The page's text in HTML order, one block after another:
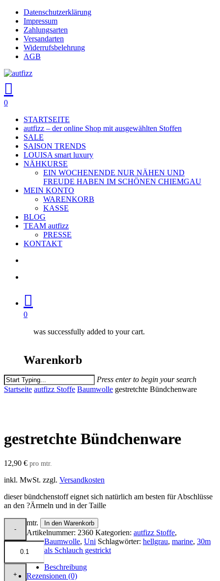
Skip
main
content
Datenschutzerklärung
Impressum
Zahlungsarten
Versandarten
Widerrufsbelehrung
AGB
search
account
0
STARTSEITE
autfizz – der online Shop mit ausgewählten Stoffen
SALE
SAISON TRENDS
LOUISA smart luxury
NÄHKURSE
EIN WOCHENENDE NUR NÄHEN UND
FREUDE HABEN IM SCHÖNEN CHIEMGAU
MEIN KONTO
WARENKORB
KASSE
BLOG
TEAM autfizz
PRESSE
KONTAKT
0
was successfully added to your cart.
Warenkorb
Press enter to begin your search
Close
Startseite autfizz Stoffe Baumwolle gestretchte Bündchenware
gestretchte Bündchenware
12,90 € pro mtr.
inkl. MwSt. zzgl. Versandkosten
dieser bündchenstoff eignet sich natürlich am besten für Abschlüsse
an den ?Ärmeln und in der Taille
mtr. In den Warenkorb
Artikelnummer: 2360 Kategorien: autfizz Stoffe,
Baumwolle, Uni Schlagwörter: hellgrau, marine, 30m
als Schlauch gestrickt
Beschreibung
Rezensionen (0)